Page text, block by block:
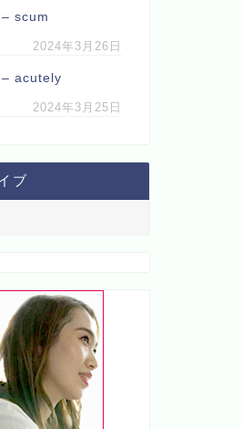
scum
2024年3月26日
– acutely
2024年3月25日
ブ